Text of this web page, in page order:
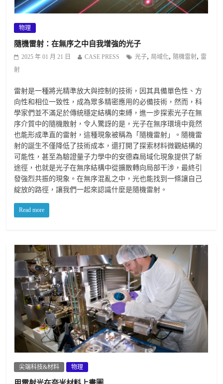
物理
隨機雷射：在無序之中自我增強的光子
2025 年 01 月 21 日 CASE PRESS 光子, 局域化, 隨機雷射, 雷
射
雷射是一種將光精準放大與控制的技術，因其具備單色性、方
向性和相位一致性，成為眾多精密應用的必備技術，然而，科
學家們並不滿足於傳統穩定結構的束縛，進一步探索光子在無
序介質中的隨機散射，令人驚訝的是，光子在無序環境中竟然
也能形成準直的雷射，這種現象被稱為「隨機雷射」。隨機雷
射的誕生不僅降低了技術成本，還打開了探索材料微觀結構的
可能性，甚至為驗證量子力學中的安德森局域化現象提供了新
途徑，也就是光子在無序結構中從擴散轉向局部干涉，最終引
發強烈共振的現象。在無序混亂之中，光也能找到一條讓自己
綻放的路徑，讓我們一起來認識什麼是隨機雷射。
Read more
尖端科技&材料 物理